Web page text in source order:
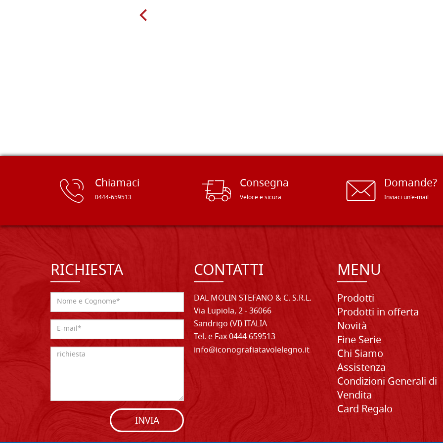
Chiamaci
0444-659513
Consegna
Veloce e sicura
Domande?
Inviaci un'e-mail
RICHIESTA
INVIA
CONTATTI
DAL MOLIN STEFANO & C. S.R.L.
Via Lupiola, 2 - 36066
Sandrigo (VI) ITALIA
Tel. e Fax 0444 659513
info@iconografiatavolelegno.it
MENU
Prodotti
Prodotti in offerta
Novità
Fine Serie
Chi Siamo
Assistenza
Condizioni Generali di
Vendita
Card Regalo